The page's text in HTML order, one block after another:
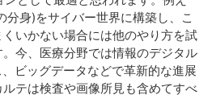
分身)をサイバー世界に構築し、こ
いかない場合には他のやり方を試
今、医療分野では情報のデジタル
ビッグデータなどで革新的な進展
テは検査や画像所見も含めてすべ